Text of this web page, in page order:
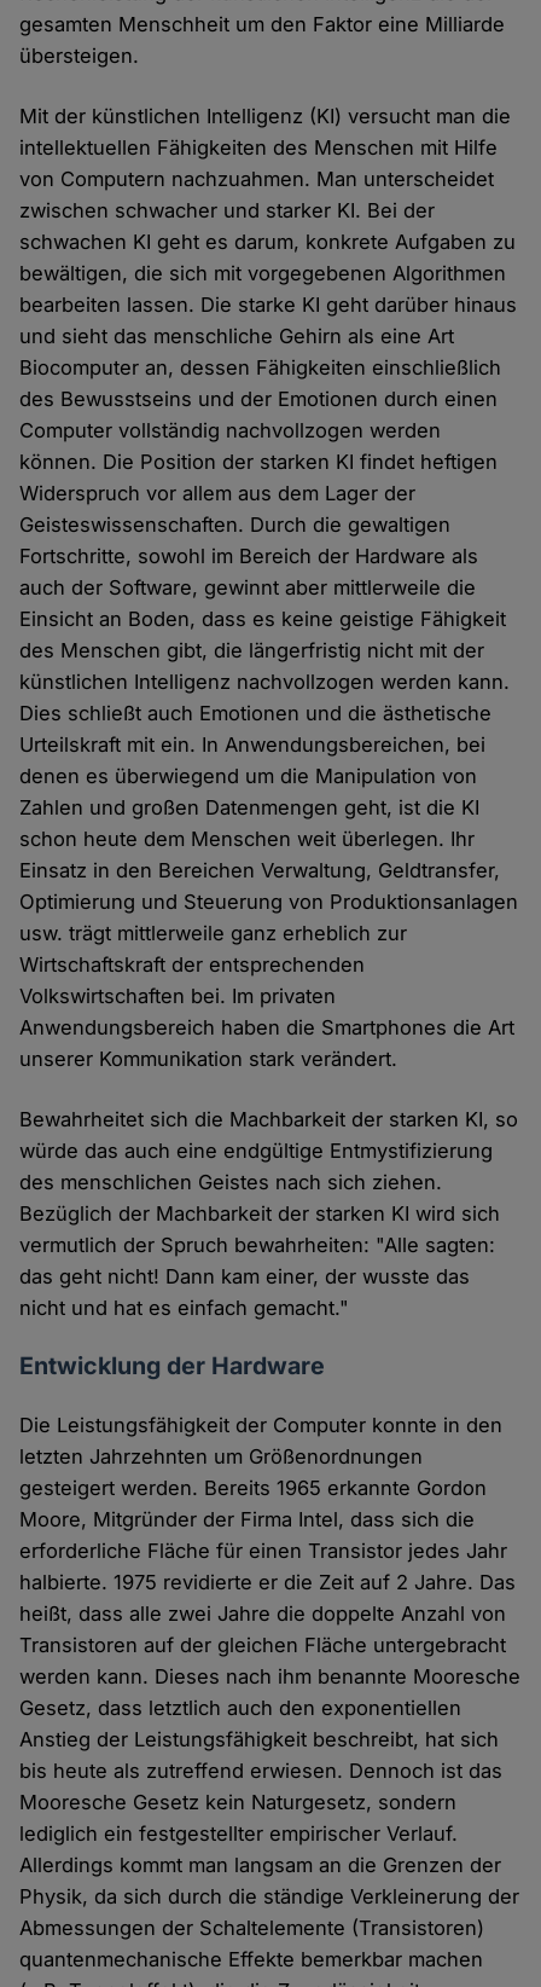
gesamten Menschheit um den Faktor eine Milliarde
übersteigen.
Mit der künstlichen Intelligenz (KI) versucht man die
intellektuellen Fähigkeiten des Menschen mit Hilfe
von Computern nachzuahmen. Man unterscheidet
zwischen schwacher und starker KI. Bei der
schwachen KI geht es darum, konkrete Aufgaben zu
bewältigen, die sich mit vorgegebenen Algorithmen
bearbeiten lassen. Die starke KI geht darüber hinaus
und sieht das menschliche Gehirn als eine Art
Biocomputer an, dessen Fähigkeiten einschließlich
des Bewusstseins und der Emotionen durch einen
Computer vollständig nachvollzogen werden
können. Die Position der starken KI findet heftigen
Widerspruch vor allem aus dem Lager der
Geisteswissenschaften. Durch die gewaltigen
Fortschritte, sowohl im Bereich der Hardware als
auch der Software, gewinnt aber mittlerweile die
Einsicht an Boden, dass es keine geistige Fähigkeit
des Menschen gibt, die längerfristig nicht mit der
künstlichen Intelligenz nachvollzogen werden kann.
Dies schließt auch Emotionen und die ästhetische
Urteilskraft mit ein. In Anwendungsbereichen, bei
denen es überwiegend um die Manipulation von
Zahlen und großen Datenmengen geht, ist die KI
schon heute dem Menschen weit überlegen. Ihr
Einsatz in den Bereichen Verwaltung, Geldtransfer,
Optimierung und Steuerung von Produktionsanlagen
usw. trägt mittlerweile ganz erheblich zur
Wirtschaftskraft der entsprechenden
Volkswirtschaften bei. Im privaten
Anwendungsbereich haben die Smartphones die Art
unserer Kommunikation stark verändert.
Bewahrheitet sich die Machbarkeit der starken KI, so
würde das auch eine endgültige Entmystifizierung
des menschlichen Geistes nach sich ziehen.
Bezüglich der Machbarkeit der starken KI wird sich
vermutlich der Spruch bewahrheiten: "Alle sagten:
das geht nicht! Dann kam einer, der wusste das
nicht und hat es einfach gemacht."
Entwicklung der Hardware
Die Leistungsfähigkeit der Computer konnte in den
letzten Jahrzehnten um Größenordnungen
gesteigert werden. Bereits 1965 erkannte Gordon
Moore, Mitgründer der Firma Intel, dass sich die
erforderliche Fläche für einen Transistor jedes Jahr
halbierte. 1975 revidierte er die Zeit auf 2 Jahre. Das
heißt, dass alle zwei Jahre die doppelte Anzahl von
Transistoren auf der gleichen Fläche untergebracht
werden kann. Dieses nach ihm benannte Mooresche
Gesetz, dass letztlich auch den exponentiellen
Anstieg der Leistungsfähigkeit beschreibt, hat sich
bis heute als zutreffend erwiesen. Dennoch ist das
Mooresche Gesetz kein Naturgesetz, sondern
lediglich ein festgestellter empirischer Verlauf.
Allerdings kommt man langsam an die Grenzen der
Physik, da sich durch die ständige Verkleinerung der
Abmessungen der Schaltelemente (Transistoren)
quantenmechanische Effekte bemerkbar machen